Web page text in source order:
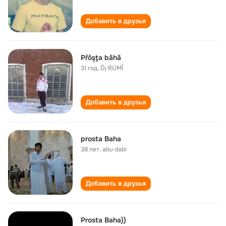
Добавить в друзья
Přôşţa bâhă
31 год, Ďj ŔÚMÎ
Добавить в друзья
prosta Baha
38 лет,abu dabi
Добавить в друзья
Prosta Baha))